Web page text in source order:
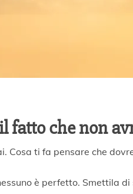
fatto che non
Cosa ti fa pensare che
è perfetto. Smettila